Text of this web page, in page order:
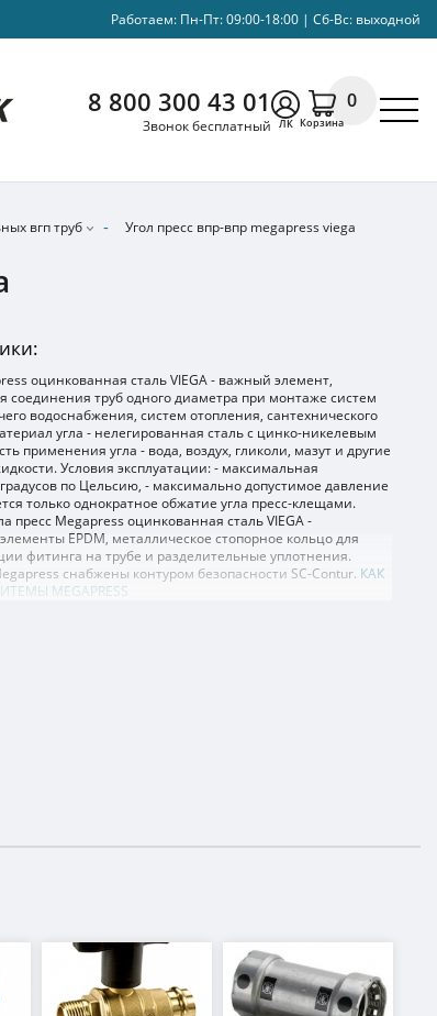
Работаем: Пн-Пт: 09:00-18:00 | Сб-Вс: выходной
8 800 300 43 01
Звонок бесплатный ЛК
0
Корзина
вгп труб Угол пресс впр-впр megapress viega
оцинкованная cталь VIEGA - важный элемент,
соединения труб одного диаметра при монтаже систем
водоснабжения, систем отопления, сантехнического
угла - нелегированная сталь с цинко-никелевым
применения угла - вода, воздух, гликоли, мазут и другие
Условия эксплуатации: - максимальная
по Цельсию, - максимально допустимое давление
только однократное обжатие угла пресс-клещами.
пресс Megapress оцинкованная сталь VIEGA -
EPDM, металлическое стопорное кольцо для
фитинга на трубе и разделительные уплотнения.
снабжены контуром безопасности SC-Contur. КАК
MEGAPRESS